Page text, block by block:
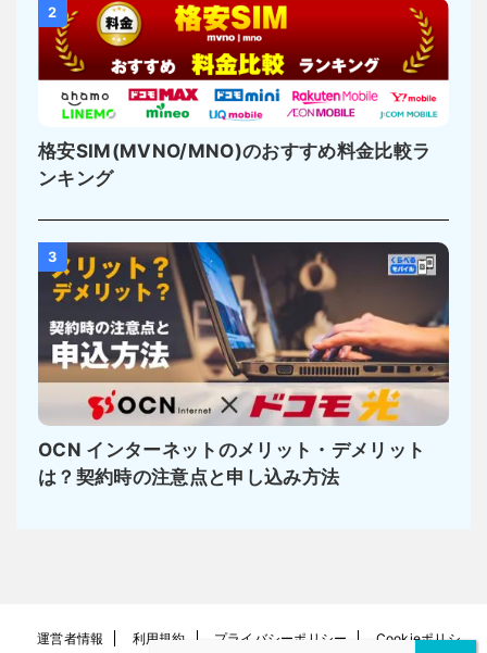
2
格安SIM(MVNO/MNO)のおすすめ料金比較ラ
ンキング
3
OCN インターネットのメリット・デメリット
は？契約時の注意点と申し込み方法
運営者情報 利用規約 プライバシーポリシー Cookieポリシ